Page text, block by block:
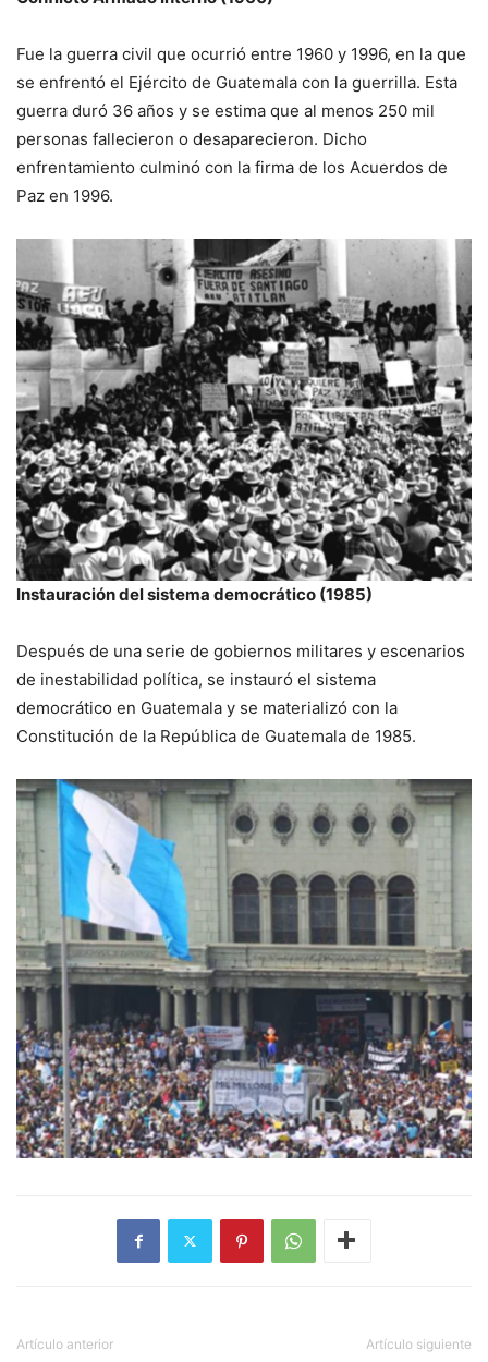
Fue la guerra civil que ocurrió entre 1960 y 1996, en la que
se enfrentó el Ejército de Guatemala con la guerrilla. Esta
guerra duró 36 años y se estima que al menos 250 mil
personas fallecieron o desaparecieron. Dicho
enfrentamiento culminó con la firma de los Acuerdos de
Paz en 1996.
Instauración del sistema democrático (1985)
Después de una serie de gobiernos militares y escenarios
de inestabilidad política, se instauró el sistema
democrático en Guatemala y se materializó con la
Constitución de la República de Guatemala de 1985.
Artículo anterior Artículo siguiente